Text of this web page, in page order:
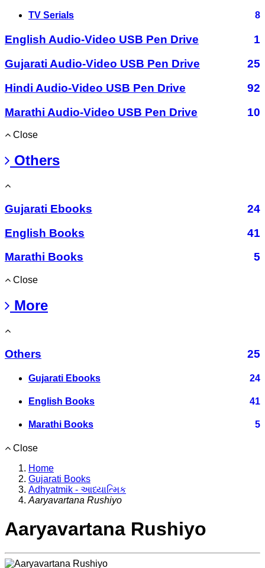
TV Serials 8
English Audio-Video USB Pen Drive
1
Gujarati Audio-Video USB Pen Drive
25
Hindi Audio-Video USB Pen Drive
92
Marathi Audio-Video USB Pen Drive
10
Close
Others
Gujarati Ebooks
24
English Books
41
Marathi Books
5
Close
More
Others 25
Gujarati Ebooks 24
English Books 41
Marathi Books 5
Close
Home
Gujarati Books
Adhyatmik - આધ્યાત્મિક
Aaryavartana Rushiyo
Aaryavartana Rushiyo